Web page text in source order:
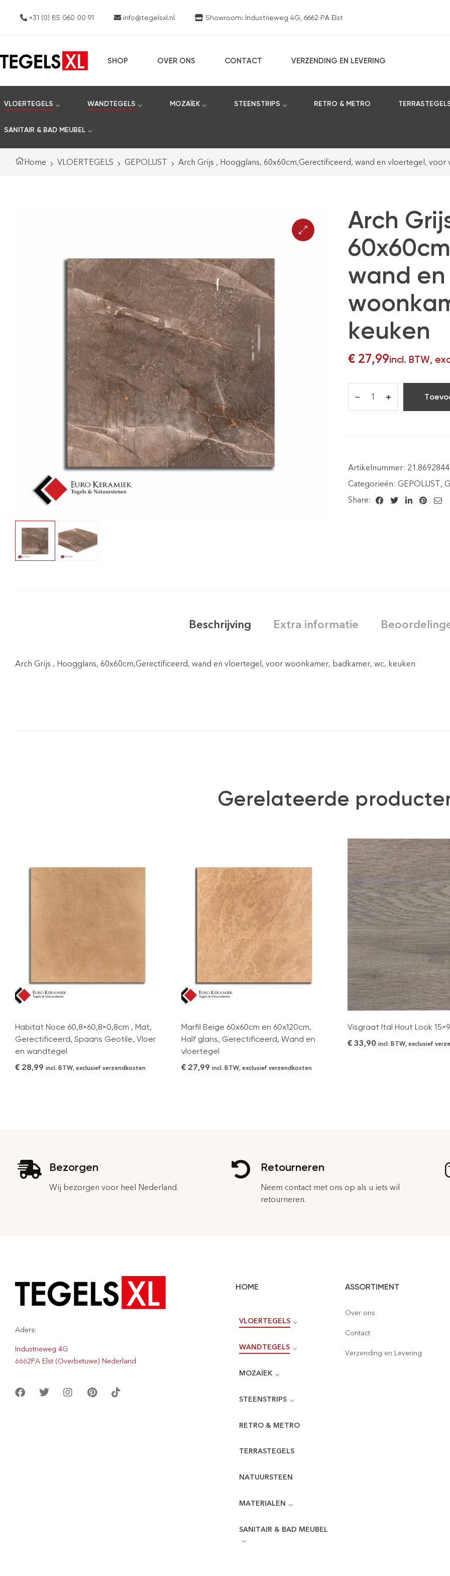
+31 (0) 85 060 00 91 info@tegelsxl.nl Showroom: Industrieweg 4G, 6662 PA Elst
SHOP OVER ONS CONTACT VERZENDING EN LEVERING
VLOERTEGELS WANDTEGELS MOZAÏEK STEENSTRIPS RETRO & METRO
SANITAIR & BAD MEUBEL
Home VLOERTEGELS GEPOLIJST Arch Grijs , Hoogglans, 60x60cm,Gerectificeerd, wand en vloertegel,
Arch
wand
keuken
€27,99incl. BTW,
Artikelnummer:
Categorieën: GEPOLIJST,
Share:
Beschrijving Extra informatie
Arch Grijs , Hoogglans, 60x60cm,Gerectificeerd, wand en vloertegel, voor woonkamer, badkamer, wc, keuken
Gerelateerde
Habitat Noce 60,8×60,8×0,8cm , Mat,
Gerectificeerd, Spaans Geotile, Vloer
en wandtegel
€ 28,99 incl. BTW, exclusief verzendkosten
Marfil Beige 60x60cm en 60x120cm,
Half glans, Gerectificeerd, Wand en
vloertegel
€ 27,99 incl. BTW, exclusief verzendkosten
Visgraat Ital Hout Look
€ 33,90 incl. BTW, exclusief
Bezorgen
Wij bezorgen voor heel Nederland.
Retourneren
Neem contact met ons op als u iets wil
retourneren.
Aders:
Industrieweg 4G
6662PA Elst (Overbetuwe) Nederland
HOME
VLOERTEGELS
WANDTEGELS
MOZAÏEK
STEENSTRIPS
RETRO & METRO
TERRASTEGELS
NATUURSTEEN
MATERIALEN
SANITAIR & BAD MEUBEL
ASSORTIMENT
Over ons
Contact
Verzending en Levering